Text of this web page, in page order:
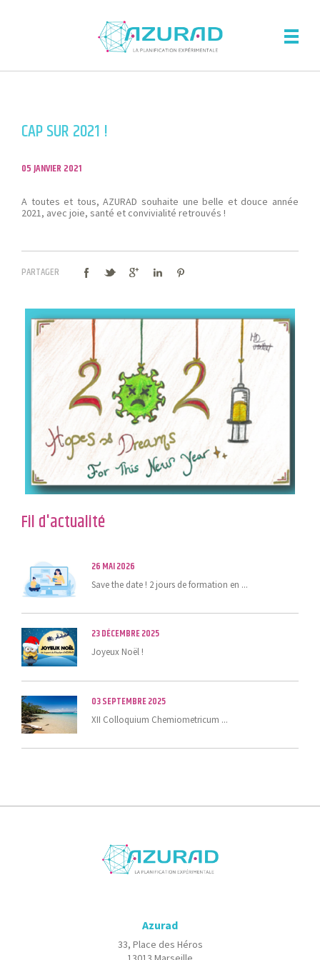
CAP SUR 2021 !
05 JANVIER 2021
A toutes et tous, AZURAD souhaite une belle et douce année
2021, avec joie, santé et convivialité retrouvés !
PARTAGER
Fil d'actualité
26 MAI 2026
Save the date ! 2 jours de formation en ...
23 DÉCEMBRE 2025
Joyeux Noël !
03 SEPTEMBRE 2025
XII Colloquium Chemiometricum ...
Azurad
33, Place des Héros